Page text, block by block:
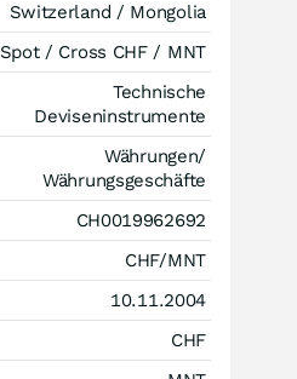
Switzerland / Mongolia
Spot / Cross CHF / MNT
Technische
Deviseninstrumente
Währungen/
Währungsgeschäfte
CH0019962692
CHF/MNT
10.11.2004
CHF